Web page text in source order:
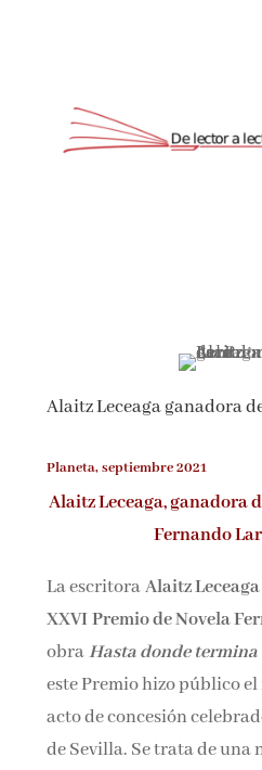
Alaitz Leceaga ganadora
Planeta, septiembre 2021
Alaitz Leceaga, ganadora
Fernando
La escritoraAlaitz
XXVIPremio de Novela
obraHasta donde termina
este Premio hizo público
acto de concesión
de Sevilla. Se trata de una
Suscríbete
Únete a nuestra
Nombre*
Email*
de privacidad